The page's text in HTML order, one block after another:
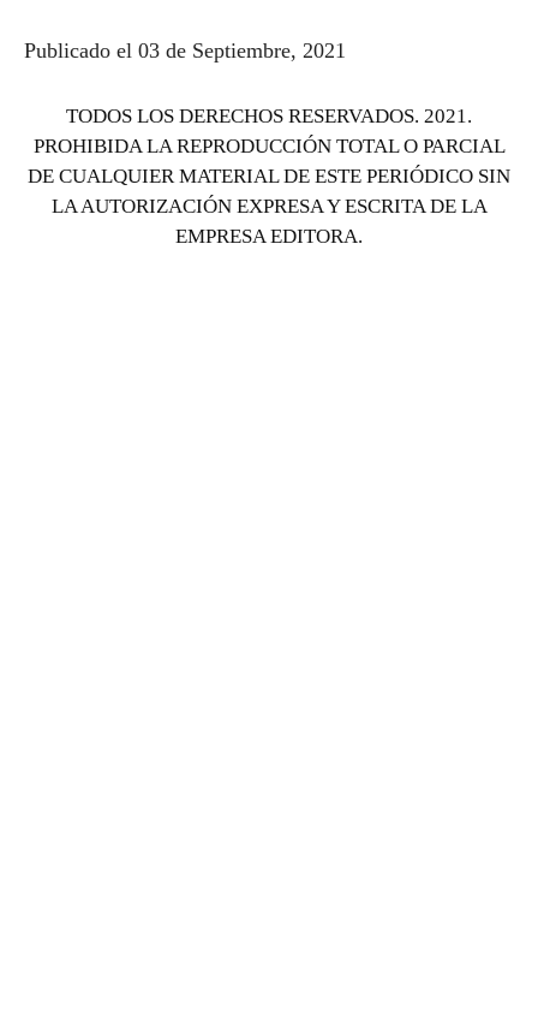
Publicado el 03 de Septiembre, 2021
TODOS LOS DERECHOS RESERVADOS. 2021.
PROHIBIDA LA REPRODUCCIÓN TOTAL O PARCIAL
DE CUALQUIER MATERIAL DE ESTE PERIÓDICO SIN
LA AUTORIZACIÓN EXPRESA Y ESCRITA DE LA
EMPRESA EDITORA.